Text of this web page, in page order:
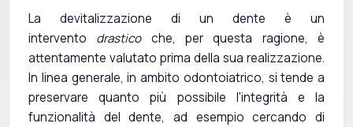
La devitalizzazione di un dente è un
intervento drasticoche, per questa ragione, è
attentamente valutato prima della sua realizzazione.
In linea generale, in ambito odontoiatrico, si tende a
preservare quanto più possibile l'integrità e la
funzionalità del dente, ad esempio cercando di